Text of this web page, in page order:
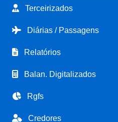
Terceirizados
Diárias / Passagens
Relatórios
Balan. Digitalizados
Rgfs
Credores